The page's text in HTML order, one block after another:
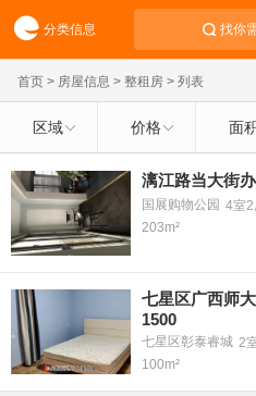
分类信息 找你
首页 > 房屋信息 > 整租房 > 列表
区域 价格 面
漓江路当大街
国展购物公园 4室2
203m²
七星区广西师
1500
七星区彰泰睿城 2
100m²